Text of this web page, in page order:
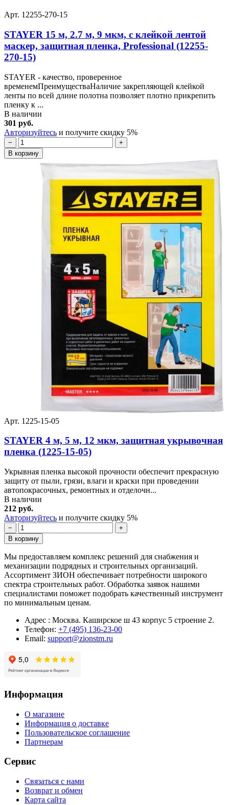
Арт. 12255-270-15
STAYER 15 м, 2.7 м, 9 мкм, с клейкой лентой
маскер, защитная пленка, Professional (12255-
270-15)
STAYER - качество, проверенное
временемПреимуществаНаличие закрепляющей клейкой
ленты по всей длине полотна позволяет плотно прикрепить
пленку к ...
В наличии
301 руб.
Авторизуйтесь и получите скидку 5%
−
+
В корзину
Арт. 1225-15-05
STAYER 4 м, 5 м, 12 мкм, защитная укрывочная
пленка (1225-15-05)
Укрывная пленка высокой прочности обеспечит прекрасную
защиту от пыли, грязи, влаги и краски при проведении
автопокрасочных, ремонтных и отделочн...
В наличии
212 руб.
Авторизуйтесь и получите скидку 5%
−
+
В корзину
Мы предоставляем комплекс решений для снабжения и
механизации подрядных и строительных организаций.
Ассортимент ЗИОН обеспечивает потребности широкого
спектра строительных работ. Обработка заявок нашими
специалистами поможет подобрать качественный инструмент
по минимальным ценам.
Адрес : Москва. Каширское ш 43 корпус 5 строение 2.
Телефон: +7 (495) 136-23-00
Email: support@zionstm.ru
Информация
О магазине
Информация о доставке
Пользовательское соглашение
Партнерам
Сервис
Связаться с нами
Возврат и обмен
Карта сайта